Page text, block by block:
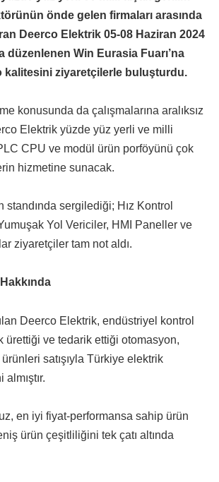
önde gelen firmaları arasında
Deerco Elektrik 05-08 Haziran 2024
düzenlenen Win Eurasia Fuarı’na
kalitesini ziyaretçilerle buluşturdu.
konusunda da çalışmalarına aralıksız
Elektrik yüzde yüz yerli ve milli
CPU ve modül ürün porföyünü çok
hizmetine sunacak.
standında sergilediği; Hız Kontrol
Yol Vericiler, HMI Paneller ve
ziyaretçiler tam not aldı.
Deerco Elektrik, endüstriyel kontrol
ürettiği ve tedarik ettiği otomasyon,
satışıyla Türkiye elektrik
en iyi fiyat-performansa sahip ürün
ürün çeşitliliğini tek çatı altında